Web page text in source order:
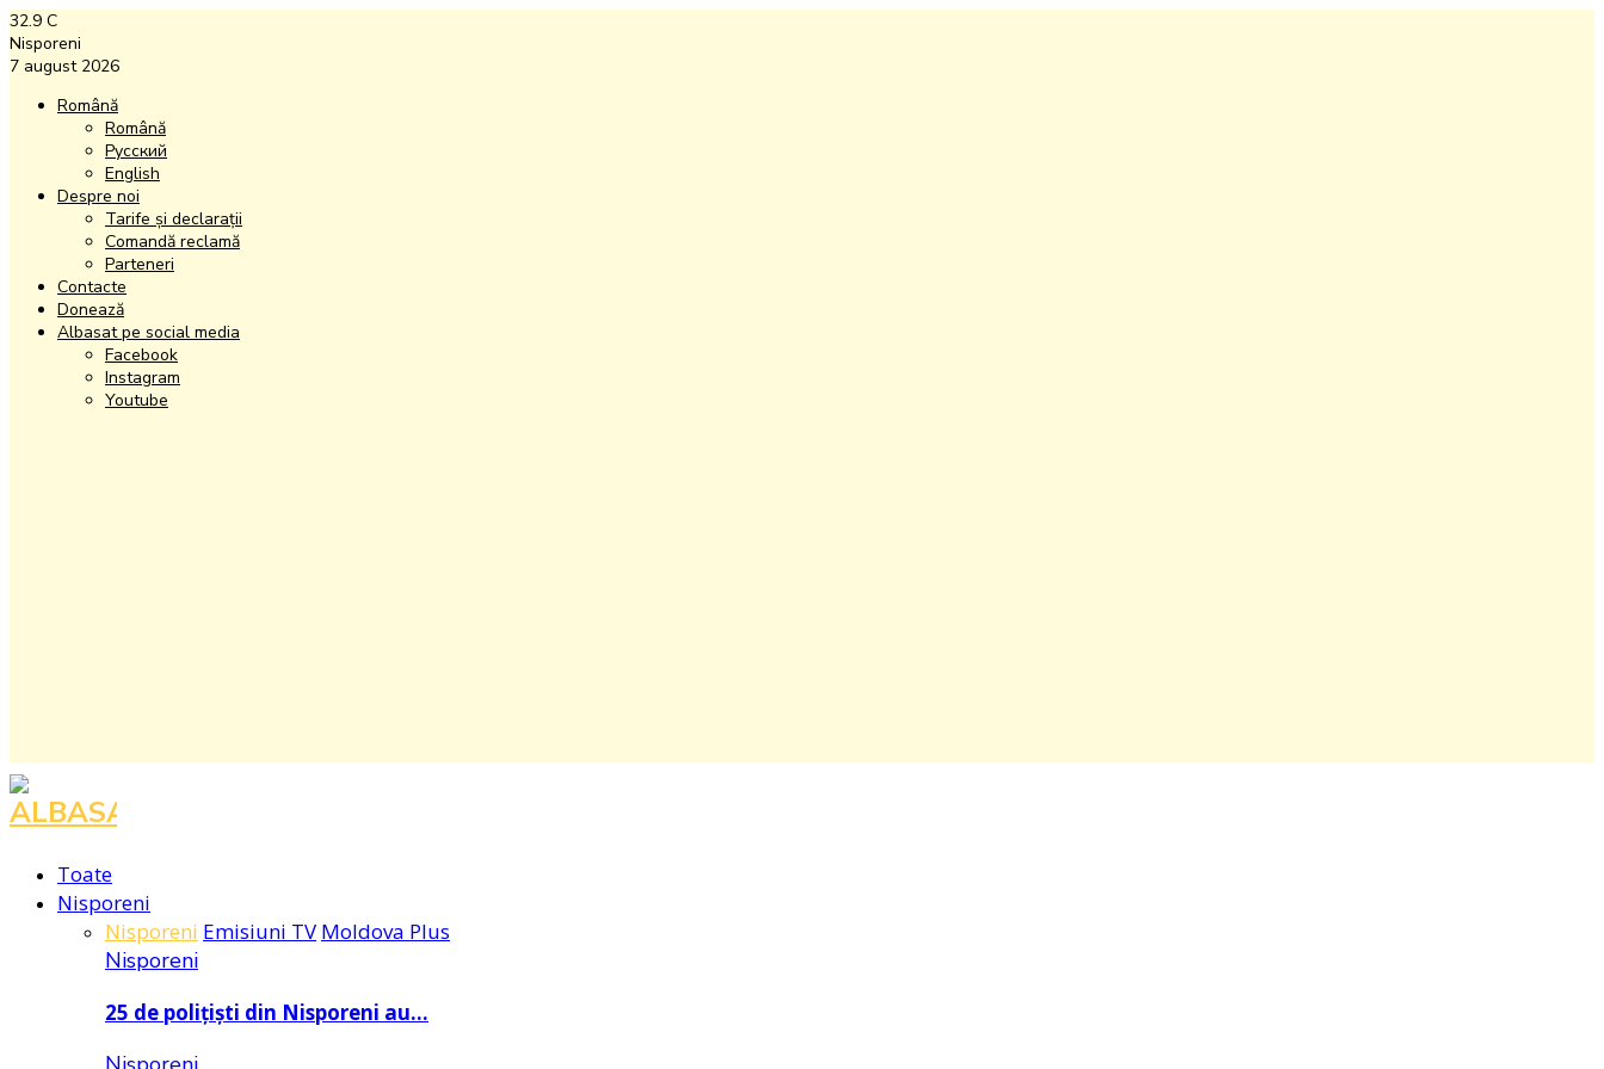
32.9 C
Nisporeni
7 august 2026
Română
Română
Русский
English
Despre noi
Tarife și declarații
Comandă reclamă
Parteneri
Contacte
Donează
Albasat pe social media
Facebook
Instagram
Youtube
Toate
Nisporeni
Nisporeni Emisiuni TV Moldova Plus
Nisporeni
25 de polițiști din Nisporeni au…